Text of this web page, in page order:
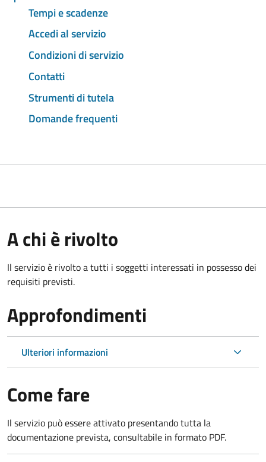
Tempi e scadenze
Accedi al servizio
Condizioni di servizio
Contatti
Strumenti di tutela
Domande frequenti
A chi è rivolto
Il servizio è rivolto a tutti i soggetti interessati in possesso dei
requisiti previsti.
Approfondimenti
Ulteriori informazioni
Come fare
Il servizio può essere attivato presentando tutta la
documentazione prevista, consultabile in formato PDF.